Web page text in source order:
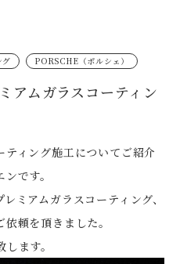
グ PORSCHE（ポルシェ）
アムガラスコーティン
ィング施工についてご紹介
です。
ミアムガラスコーティング、
頼を頂きました。
ます。